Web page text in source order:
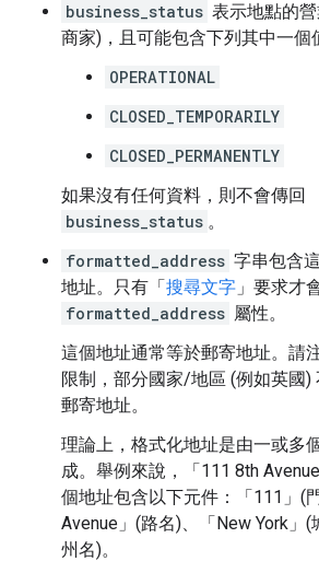
business_status 表示地點的
商家)，且可能包含下列其中一個
OPERATIONAL
CLOSED_TEMPORARILY
CLOSED_PERMANENTLY
如果沒有任何資料，則不會傳回
business_status 。
formatted_address 字串包含
地址。只有「搜尋文字 」要求才
formatted_address 屬性。
這個地址通常等於郵寄地址。請
限制，部分國家/地區 (例如英國)
郵寄地址。
理論上，格式化地址是由一或多
成。舉例來說，「111 8th
個地址包含以下元件：「111」(
Avenue」(路名)、「New York」(
州名)。